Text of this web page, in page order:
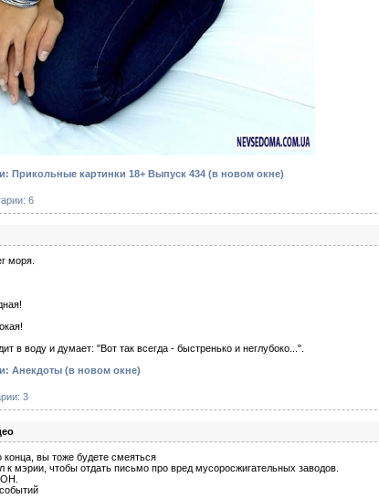
Прикольные картинки 18+ Выпуск 434 (в новом окне)
6
моря.
в воду и думает: "Вот так всегда - быстренько и неглубоко...".
Анекдоты (в новом окне)
3
вы тоже будете смеяться
к мэрии, чтобы отдать письмо про вред мусоросжигательных заводов.